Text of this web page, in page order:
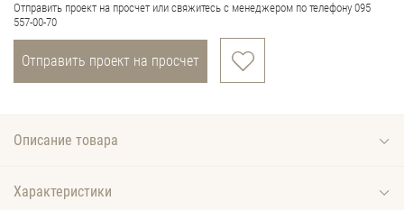
Отправить проект на просчет или свяжитесь с менеджером по телефону 095
557-00-70
Отправить проект на просчет
Описание товара
Характеристики